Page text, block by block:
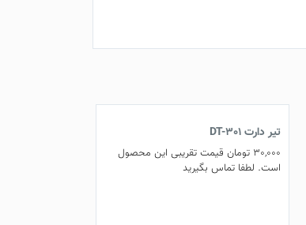
تیر دارت DT-301
30,000 تومانقیمت تقریبی این محصول
است. لطفا تماس بگیرید